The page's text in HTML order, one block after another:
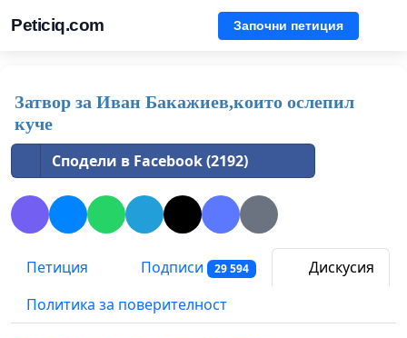
Peticiq.com Започни петиция
Затвор за Иван Бакажиев,които ослепил
куче
Сподели в Facebook (2192)
Петиция Подписи 29 594
Дискусия
Политика за поверителност